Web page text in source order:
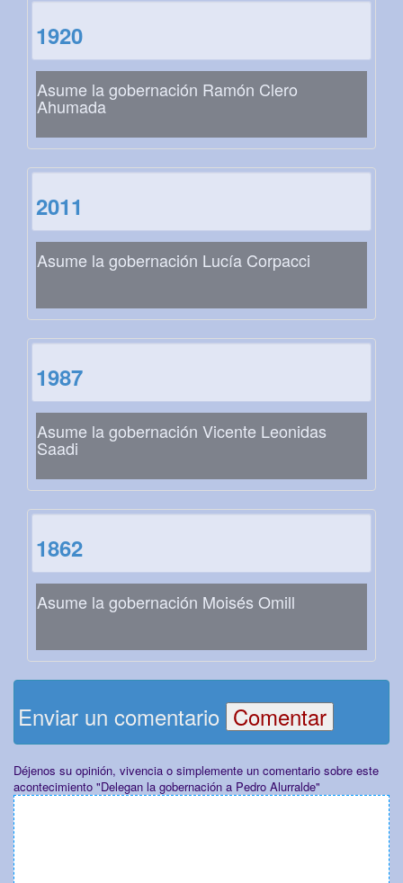
1920
Asume la gobernación Ramón Clero
Ahumada
2011
Asume la gobernación Lucía Corpacci
1987
Asume la gobernación Vicente Leonidas
Saadi
1862
Asume la gobernación Moisés Omill
Enviar un comentario
Déjenos su opinión, vivencia o simplemente un comentario sobre este
acontecimiento "Delegan la gobernación a Pedro Alurralde"